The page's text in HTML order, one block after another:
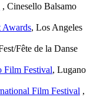
, Cinesello Balsamo
Awards, Los Angeles
Fête de la Danse
Film Festival, Lugano
Film Festival ,